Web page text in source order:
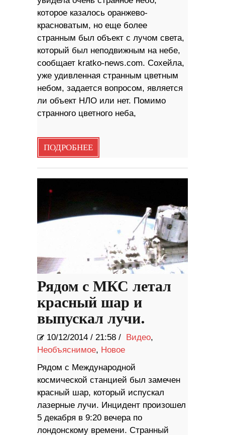
которое казалось оранжево-
красноватым, но еще более
странным был объект с лучом света,
который был неподвижным на небе,
сообщает kratko-news.com. Сохейла,
уже удивленная странным цветным
небом, задается вопросом, является
ли объект НЛО или нет. Помимо
странного цветного неба,
ПОДРОБНЕЕ
Рядом с МКС летал
красный шар и
выпускал лучи.
10/12/2014 / 21:58 / Видео,
Необъяснимое, Новое
Рядом с Международной
космической станцией был замечен
красный шар, который испускал
лазерные лучи. Инцидент произошел
5 декабря в 9:20 вечера по
лондонскому времени. Странный